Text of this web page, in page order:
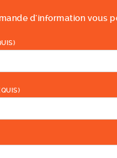
d'information vous